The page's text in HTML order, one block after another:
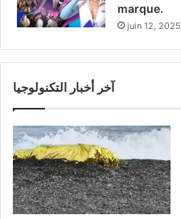
marque.
juin 12, 2025
آخر أخبار التكنولوجيا